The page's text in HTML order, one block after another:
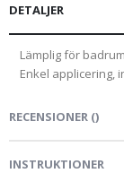
DETALJER
Lämplig för
Enkel applicering,
RECENSIONER ()
INSTRUKTIONER